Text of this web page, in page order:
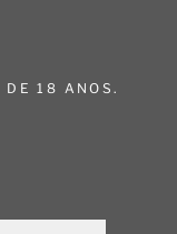
DE 18 ANOS.